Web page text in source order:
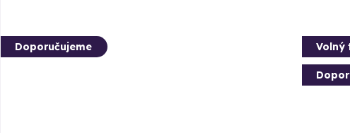
Doporučujeme Volný